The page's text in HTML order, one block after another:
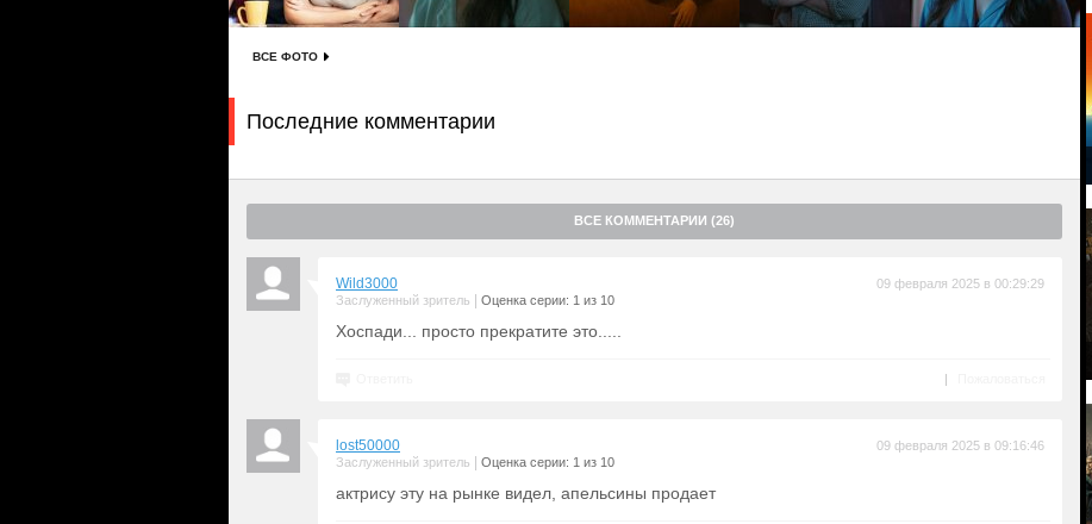
ВСЕ ФОТО
Последние комментарии
ВСЕ КОММЕНТАРИИ (26)
Wild3000
Заслуженный зритель Оценка серии: 1 из 10
09 февраля 2025 в 00:29:29
Хоспади... просто прекратите это.....
|
lost50000
Заслуженный зритель Оценка серии: 1 из 10
09 февраля 2025 в 09:16:46
актрису эту на рынке видел, апельсины продает